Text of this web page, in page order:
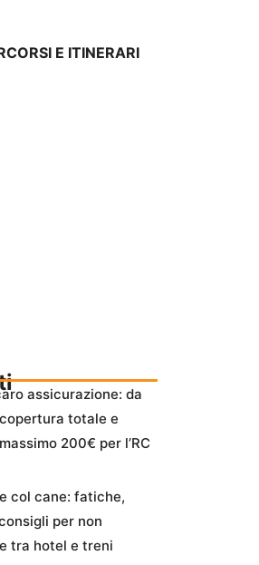
E ITINERARI
assicurazione: da
totale e
200€ per l’RC
col cane: fatiche,
per non
tra hotel e treni